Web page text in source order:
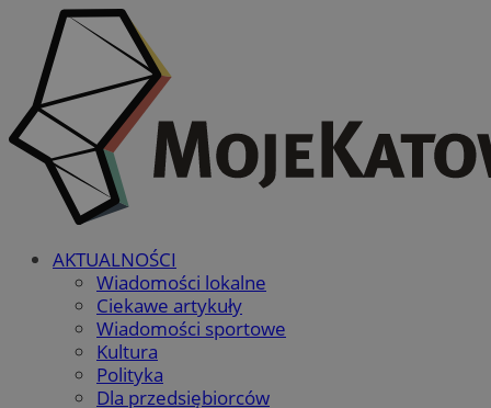
AKTUALNOŚCI
Wiadomości lokalne
Ciekawe artykuły
Wiadomości sportowe
Kultura
Polityka
Dla przedsiębiorców